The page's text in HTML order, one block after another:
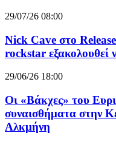
29/07/26 08:00
Nick Cave στο
rockstar εξακολουθεί
29/06/26 18:00
Οι «Βάκχες» του
συναισθήματα στην
Αλκμήνη